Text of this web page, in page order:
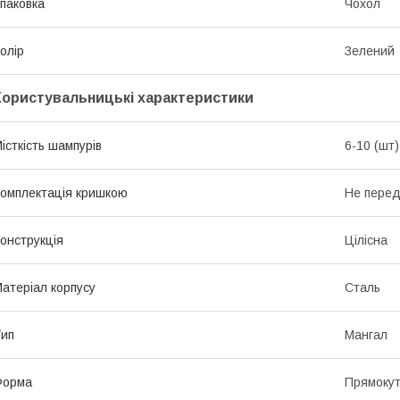
Чохол
Зелений
характеристики
шампурів 6-10 (шт)
кришкою Не
Цілісна
корпусу Сталь
Мангал